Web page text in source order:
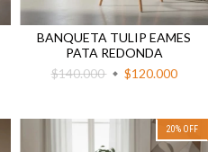
BANQUETA TULIP EAMES
PATA REDONDA
$140.000
$120.000
20% OFF